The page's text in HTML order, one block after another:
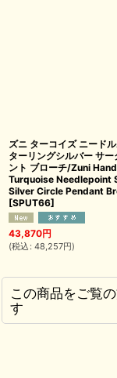
ズニ ターコイズ ニード
ターリングシルバー サー
ント ブローチ/Zuni
Turquoise Needlepoint
Silver Circle Pendant
[SPUT66]
43,870円
(税込 : 48,257円)
この商品をご覧
す